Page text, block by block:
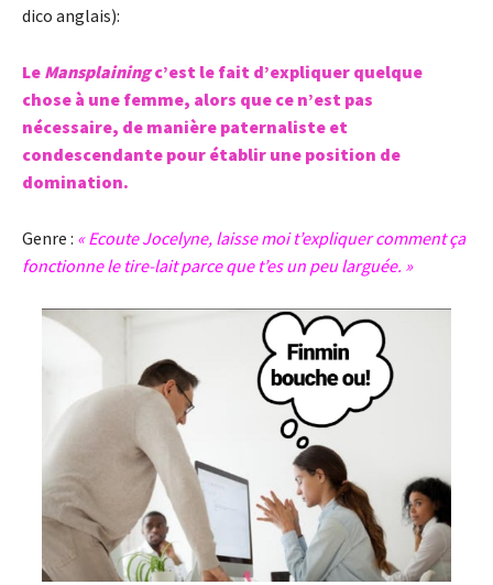
dico anglais):
Le Mansplainingc’est le fait d’expliquer quelque
chose à une femme, alors que ce n’est pas
nécessaire, de manière paternaliste et
condescendante pour établir une position de
domination.
Genre : « Ecoute Jocelyne, laisse moi t’expliquer comment ça
fonctionne le tire-lait parce que t’es un peu larguée. »